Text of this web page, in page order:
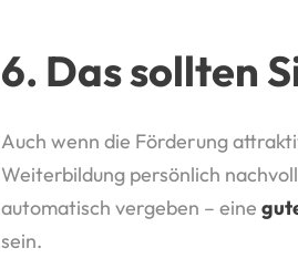
6. Das sollten
Auch wenn die Förderung
Weiterbildung persönlich
automatisch vergeben – eine
sein.